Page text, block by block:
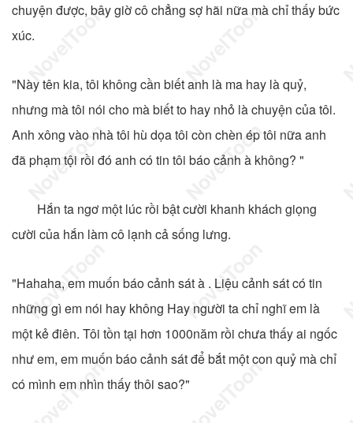
chuyện được, bây giờ cô chẳng sợ hãi nữa mà chỉ thấy bức
xúc.
"Này tên kia, tôi không cần biết anh là ma hay là quỷ,
nhưng mà tôi nói cho mà biết to hay nhỏ là chuyện của tôi.
Anh xông vào nhà tôi hù dọa tôi còn chèn ép tôi nữa anh
đã phạm tội rồi đó anh có tin tôi báo cảnh à không? "
Hắn ta ngơ một lúc rồi bật cười khanh khách giọng
cười của hắn làm cô lạnh cả sống lưng.
"Hahaha, em muốn báo cảnh sát à . Liệu cảnh sát có tin
những gì em nói hay không Hay người ta chỉ nghĩ em là
một kẻ điên. Tôi tồn tại hơn 1000năm rồi chưa thấy ai ngốc
như em, em muốn báo cảnh sát để bắt một con quỷ mà chỉ
có mình em nhìn thấy thôi sao?"